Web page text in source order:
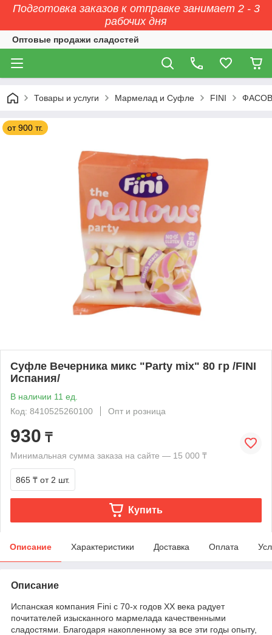
Подготовка заказов к отправке занимает 2 - 3
рабочих дня
Оптовые продажи сладостей
Товары и услуги Мармелад и Суфле FINI
от 900 тг.
Суфле Вечерника микс "Party mix" 80 гр /FINI
Испания/
В наличии 11 ед.
Код: 8410525260100
Опт и розница
930 ₸
Минимальная сумма заказа на сайте — 15 000 ₸
865 ₸ от 2 шт.
Купить
Описание Характеристики Доставка Оплата
Описание
Испанская компания Fini с 70-х годов XX века радует
почитателей изысканного мармелада качественными
сладостями. Благодаря накопленному за все эти годы опыту,